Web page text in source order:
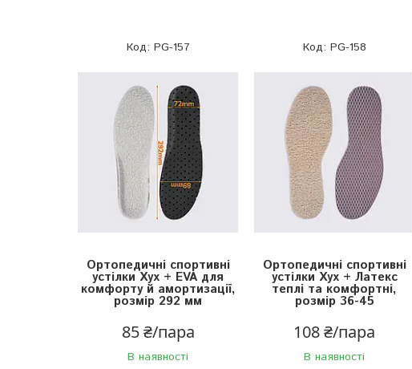
PG-157
Ортопедичні спортивні
устілки Хух + EVA для
комфорту й амортизації,
розмір 292 мм
85 ₴/пара
В наявності
PG-158
Ортопедичні спортивні
устілки Хух + Латекс
теплі та комфортні,
розмір 36-45
108 ₴/пара
В наявності